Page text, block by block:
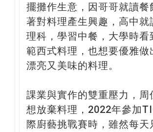
擺攤作生意，因哥哥就讀餐
著對料理產生興趣，高中就
理科，學習中餐，大學時看
範西式料理，也想要優雅做
漂亮又美味的料理。
課業與實作的雙重壓力，周
想放棄料理，2022年參加
際廚藝挑戰賽時，雖然每天